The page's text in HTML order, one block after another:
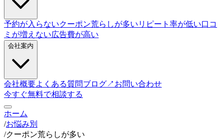
予約が入らないクーポン荒らしが多い リピート率が低い口コ
ミが増えない広告費が高い
会社案内
会社概要よくある質問ブログ↗ お問い合わせ
今すぐ無料で相談する
ホーム
/お悩み別
/クーポン荒らしが多い